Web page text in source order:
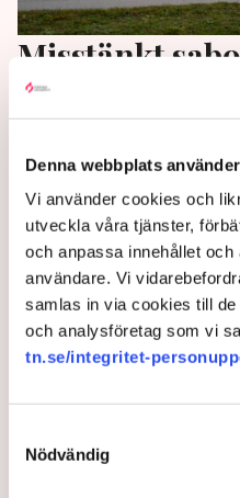
Denna webbplats
Vi använder cookies och
utveckla våra tjänster,
och anpassa innehållet och
användare. Vi
samlas in via cookies till
och analysföretag som vi
tn.se/integritet-
Nödvändig
Misstänkt
gasledning
misstänkt sabotage mot
norra Tyskland,
NDR.
2 years ago | Av: TT